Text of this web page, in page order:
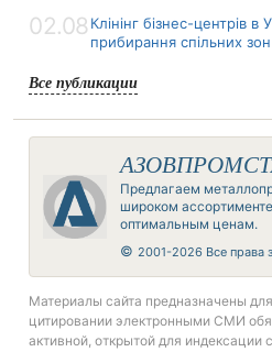
02.08 Клінінг бізнес-центрів
прибирання спільних зон
Все публикации
Предлагаем
широком
оптимальным ценам.
© 2001-2026 Все права
Материалы сайта предназначены
цитировании электронными СМИ
активной, открытой для индексации